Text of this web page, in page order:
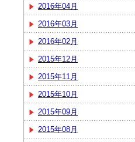
2016年04月
2016年03月
2016年02月
2015年12月
2015年11月
2015年10月
2015年09月
2015年08月